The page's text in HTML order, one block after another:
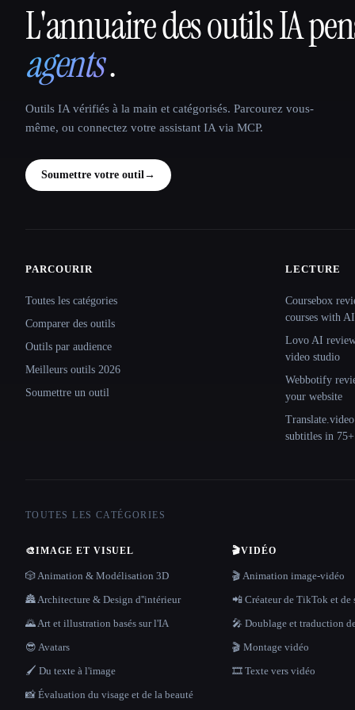
That AI Collection
L'annuaire des outils IA
agents.
Outils IA vérifiés à la main et catégorisés. Parcourez vous-
même, ou connectez votre assistant IA via MCP.
Soumettre votre outil →
Site navigation
PARCOURIR
Toutes les catégories
Comparer des outils
Outils par audience
Meilleurs outils 2026
Soumettre un outil
LECTURE
Coursebox
courses with AI
Lovo AI
video studio
Webbotify
your website
subtitles in 75+
TOUTES LES CATÉGORIES
🎨IMAGE ET VISUEL
🎲 Animation & Modélisation 3D
🏯 Architecture & Design d''intérieur
🌄 Art et illustration basés sur l'IA
😎 Avatars
🖌️ Du texte à l'image
📸 Évaluation du visage et de la beauté
🎬VIDÉO
🎬 Animation image-vidéo
📲 Créateur de TikTok et de
🎤 Doublage et traduction
🎬 Montage vidéo
🎞️ Texte vers vidéo